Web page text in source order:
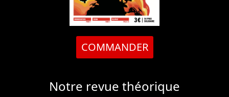
COMMANDER
Notre revue théorique